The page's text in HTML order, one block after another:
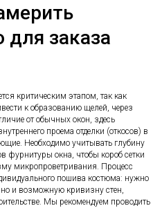
для заказа
критическим этапом, так как
к образованию щелей, через
от обычных окон, здесь
проема отделки (откосов) в
Необходимо учитывать глубину
фурнитуры окна, чтобы короб сетки
микропроветривания. Процесс
пошива костюма: нужно
и возможную кривизну стен,
Мы рекомендуем проводить